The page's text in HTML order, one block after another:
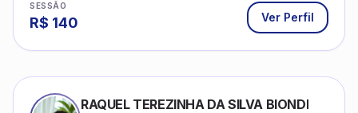
SESSÃO
R$ 140 Ver Perfil
RAQUEL TEREZINHA DA SILVA BIONDI